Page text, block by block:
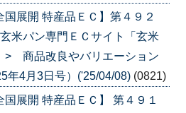
国展開 特産品ＥＣ】第４９２
米パン専門ＥＣサイト「玄米
商品改良やバリエーション
年4月3日号）('25/04/08) (0821)
国展開 特産品ＥＣ】 第４９１